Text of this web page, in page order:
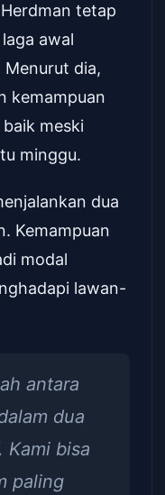
tetap
awal
Menurut dia,
kemampuan
meski
minggu.
dua
Kemampuan
modal
lawan-
antara
dua
Kami bisa
paling